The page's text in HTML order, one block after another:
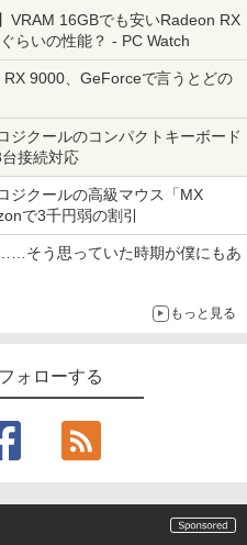
VRAM 16GBでも安いRadeon RX
らいの性能？ - PC Watch
9000、GeForceで言うとどの
ジクールのコンパクトキーボード
接続対応
ジクールの高級マウス「MX
で3千円弱の割引
そう思っていた時期が僕にもあ
もっと見る
ォローする